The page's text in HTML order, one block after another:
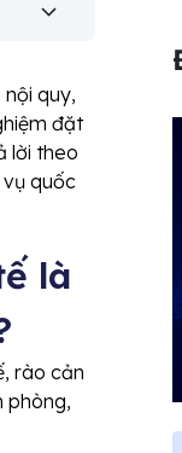
quy,
đặt
lời theo
vụ quốc
là
rào cản
phòng,